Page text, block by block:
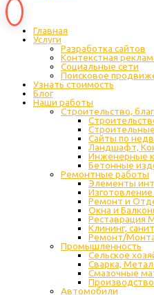
Главная
Услуги
Разработка сайтов
Контекстная
Социальные сети
Поисковое
Узнать стоимость
Блог
Наши работы
Строительство,
Сайты по
Ландшафт,
Инженерные
Бетонные
Ремонтные работы
Элементы
Ремонт и
Окна и
Реставрация
Клининг,
Ремонт/
Промышленность
Cельское
Сварка,
Cмазочные
Автомобили